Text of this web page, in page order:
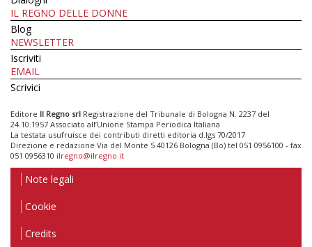
IL REGNO DELLE DONNE
Blog
NEWSLETTER
Iscriviti
EMAIL
Scrivici
Editore Il Regno srl Registrazione del Tribunale di Bologna N. 2237 del
24.10.1957 Associato all’Unione Stampa Periodica Italiana
La testata usufruisce dei contributi diretti editoria d.lgs 70/2017
Direzione e redazione Via del Monte 5 40126 Bologna (Bo) tel 051 0956100 - fax
051 0956310 ilregno@ilregno.it
Note legali
Cookie
Credits